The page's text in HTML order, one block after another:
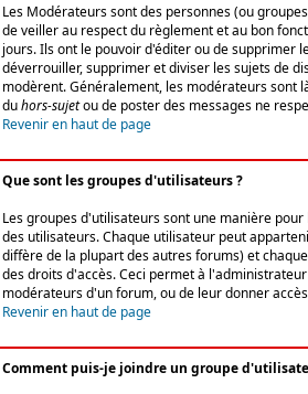
Les Modérateurs sont des personnes (ou
de veiller au respect du règlement et au bon
jours. Ils ont le pouvoir d'éditer ou de supprimer
déverrouiller, supprimer et diviser les sujets de
modèrent. Généralement, les modérateurs sont
duhors-sujetou de poster des messages ne
Revenir en haut de page
Que sont les groupes d'utilisateurs ?
Les groupes d'utilisateurs sont une manière
des utilisateurs. Chaque utilisateur peut
diffère de la plupart des autres forums) et
des droits d'accès. Ceci permet à
modérateurs d'un forum, ou de leur donner
Revenir en haut de page
Comment puis-je joindre un groupe